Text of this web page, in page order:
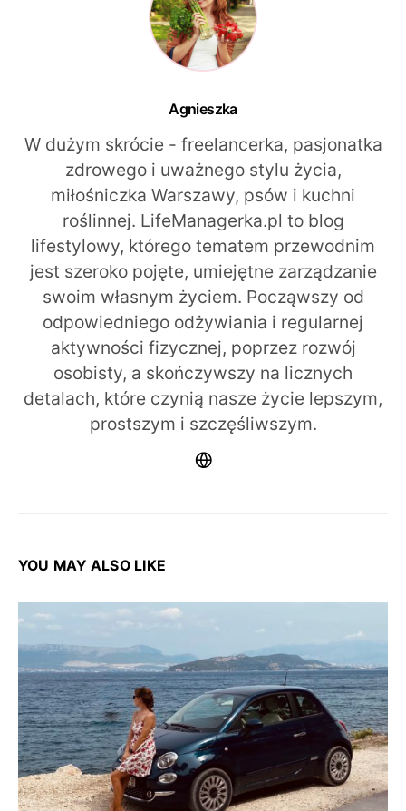
Agnieszka
W dużym skrócie - freelancerka, pasjonatka
zdrowego i uważnego stylu życia,
miłośniczka Warszawy, psów i kuchni
roślinnej. LifeManagerka.pl to blog
lifestylowy, którego tematem przewodnim
jest szeroko pojęte, umiejętne zarządzanie
swoim własnym życiem. Począwszy od
odpowiedniego odżywiania i regularnej
aktywności fizycznej, poprzez rozwój
osobisty, a skończywszy na licznych
detalach, które czynią nasze życie lepszym,
prostszym i szczęśliwszym.
YOU MAY ALSO LIKE